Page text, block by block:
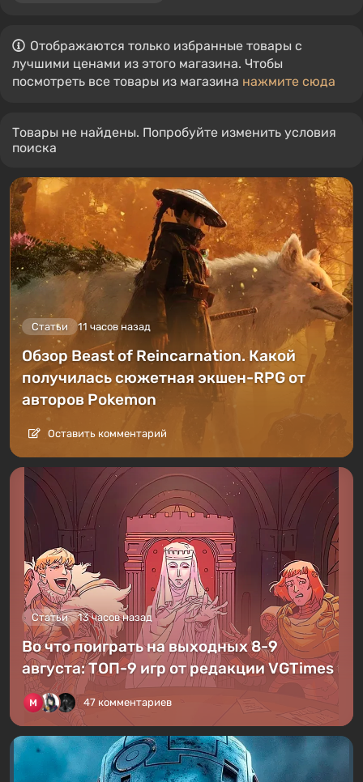
Отображаются только избранные товары с
лучшими ценами из этого магазина. Чтобы
посмотреть все товары из магазина нажмите сюда
Товары не найдены. Попробуйте изменить условия
поиска
Статьи 11 часов назад
Обзор Beast of Reincarnation. Какой
получилась сюжетная экшен-RPG от
авторов Pokemon
Оставить комментарий
Статьи 13 часов назад
Во что поиграть на выходных 8-9
августа: ТОП-9 игр от редакции VGTimes
47 комментариев